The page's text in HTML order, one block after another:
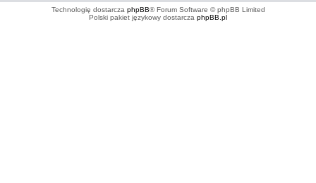
Technologię dostarcza phpBB® Forum Software © phpBB Limited
Polski pakiet językowy dostarcza phpBB.pl